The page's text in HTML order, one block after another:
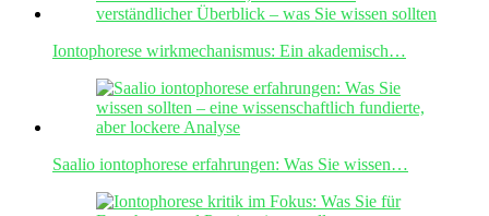
Iontophorese wirkmechanismus: Ein akademisch…
Saalio iontophorese erfahrungen: Was Sie wissen…